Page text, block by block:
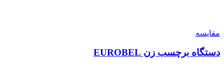
مقايسه
دستگاه برچسب زن EUROBEL